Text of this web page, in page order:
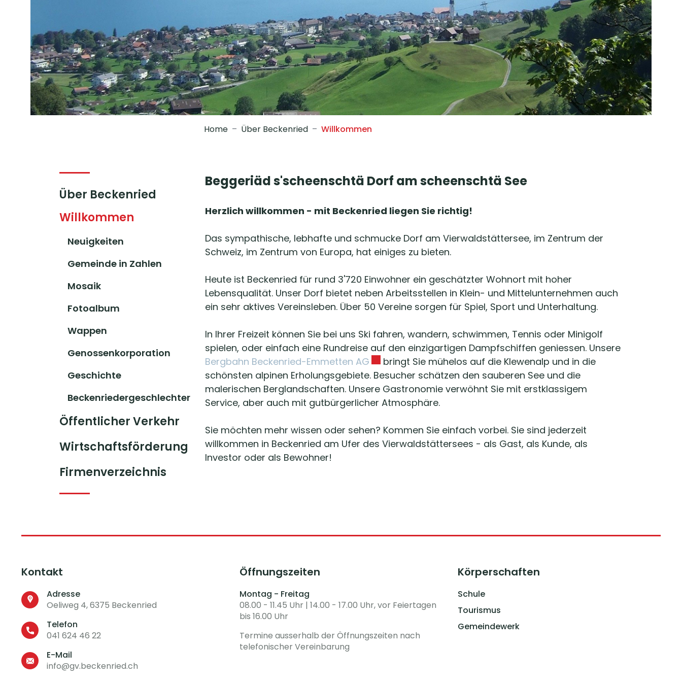
Home Über Beckenried Willkommen
Über Beckenried
Willkommen
(ausgewählt)
Neuigkeiten
Gemeinde in Zahlen
Mosaik
Fotoalbum
Wappen
Genossenkorporation
Geschichte
Beckenriedergeschlechter
Öffentlicher Verkehr
Wirtschaftsförderung
Firmenverzeichnis
Beggeriäd s'scheenschtä Dorf am scheenschtä See
Herzlich willkommen - mit Beckenried liegen Sie richtig!
Das sympathische, lebhafte und schmucke Dorf am Vierwaldstättersee, im Zentrum der
Schweiz, im Zentrum von Europa, hat einiges zu bieten.
Heute ist Beckenried für rund 3'720 Einwohner ein geschätzter Wohnort mit hoher
Lebensqualität. Unser Dorf bietet neben Arbeitsstellen in Klein- und Mittelunternehmen auch
ein sehr aktives Vereinsleben. Über 50 Vereine sorgen für Spiel, Sport und Unterhaltung.
In Ihrer Freizeit können Sie bei uns Ski fahren, wandern, schwimmen, Tennis oder Minigolf
spielen, oder einfach eine Rundreise auf den einzigartigen Dampfschiffen geniessen. Unsere
Bergbahn Beckenried-Emmetten AG Externer Link wird in einem neuen Fenster geöffnet.
bringt Sie mühelos auf die Klewenalp und in die
schönsten alpinen Erholungsgebiete. Besucher schätzen den sauberen See und die
malerischen Berglandschaften. Unsere Gastronomie verwöhnt Sie mit erstklassigem
Service, aber auch mit gutbürgerlicher Atmosphäre.
Sie möchten mehr wissen oder sehen? Kommen Sie einfach vorbei. Sie sind jederzeit
willkommen in Beckenried am Ufer des Vierwaldstättersees - als Gast, als Kunde, als
Investor oder als Bewohner!
Kontakt
Adresse
Oeliweg 4, 6375 Beckenried
Telefon
041 624 46 22
E-Mail
info@gv.beckenried.ch
Öffnungszeiten
Montag - Freitag
08.00 - 11.45 Uhr | 14.00 - 17.00 Uhr, vor Feiertagen
bis 16.00 Uhr
Termine ausserhalb der Öffnungszeiten nach
telefonischer Vereinbarung
Körperschaften
Schule
Tourismus
Gemeindewerk